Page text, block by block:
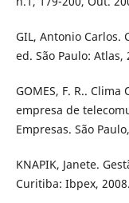
GIL, Antonio Carlos.
ed. São Paulo: Atlas,
GOMES, F. R..
empresa de
Empresas. São
KNAPIK, Janete.
Curitiba: Ibpex, 2008.